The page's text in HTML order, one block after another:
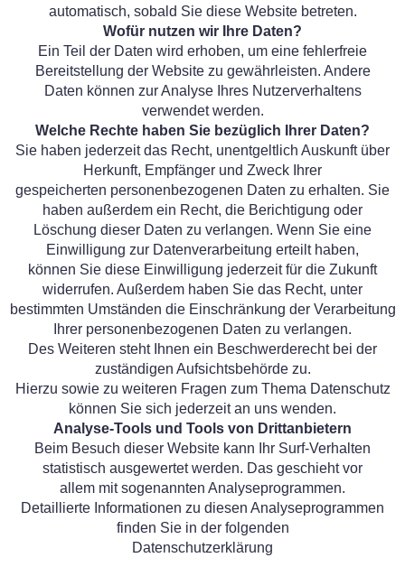
automatisch, sobald Sie diese Website betreten.
Wofür nutzen wir Ihre Daten?
Ein Teil der Daten wird erhoben, um eine fehlerfreie
Bereitstellung der Website zu gewährleisten. Andere
Daten können zur Analyse Ihres Nutzerverhaltens
verwendet werden.
Welche Rechte haben Sie bezüglich Ihrer Daten?
Sie haben jederzeit das Recht, unentgeltlich Auskunft über
Herkunft, Empfänger und Zweck Ihrer
gespeicherten personenbezogenen Daten zu erhalten. Sie
haben außerdem ein Recht, die Berichtigung oder
Löschung dieser Daten zu verlangen. Wenn Sie eine
Einwilligung zur Datenverarbeitung erteilt haben,
können Sie diese Einwilligung jederzeit für die Zukunft
widerrufen. Außerdem haben Sie das Recht, unter
bestimmten Umständen die Einschränkung der Verarbeitung
Ihrer personenbezogenen Daten zu verlangen.
Des Weiteren steht Ihnen ein Beschwerderecht bei der
zuständigen Aufsichtsbehörde zu.
Hierzu sowie zu weiteren Fragen zum Thema Datenschutz
können Sie sich jederzeit an uns wenden.
Analyse-Tools und Tools von Drittanbietern
Beim Besuch dieser Website kann Ihr Surf-Verhalten
statistisch ausgewertet werden. Das geschieht vor
allem mit sogenannten Analyseprogrammen.
Detaillierte Informationen zu diesen Analyseprogrammen
finden Sie in der folgenden
Datenschutzerklärung